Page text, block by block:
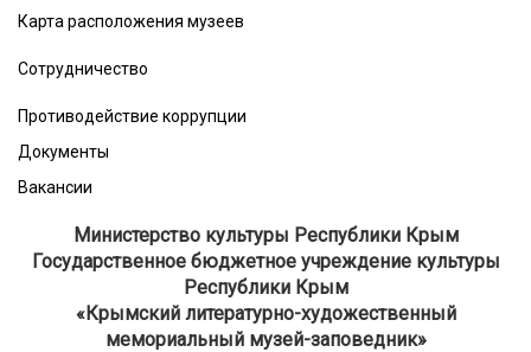
Карта расположения музеев
Сотрудничество
Противодействие коррупции
Документы
Вакансии
Министерство культуры Республики Крым
Государственное бюджетное учреждение культуры
Республики Крым
​«Крымский литературно-художественный
мемориальный музей-заповедник»